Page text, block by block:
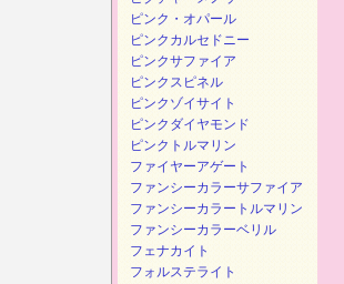
ピンク・オパール
ピンクカルセドニー
ピンクサファイア
ピンクスピネル
ピンクゾイサイト
ピンクダイヤモンド
ピンクトルマリン
ファイヤーアゲート
ファンシーカラーサファイア
ファンシーカラートルマリン
ファンシーカラーベリル
フェナカイト
フォルステライト